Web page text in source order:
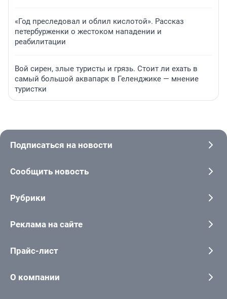
«Год преследовал и облил кислотой». Рассказ
петербурженки о жестоком нападении и
реабилитации
Вой сирен, злые туристы и грязь. Стоит ли ехать в
самый большой аквапарк в Геленджике — мнение
туристки
Подписаться на новости
Сообщить новость
Рубрики
Реклама на сайте
Прайс-лист
О компании